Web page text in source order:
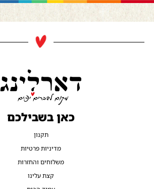
כאן בשבילכם
תקנון
מדיניות פרטיות
משלוחים והחזרות
קצת עלינו